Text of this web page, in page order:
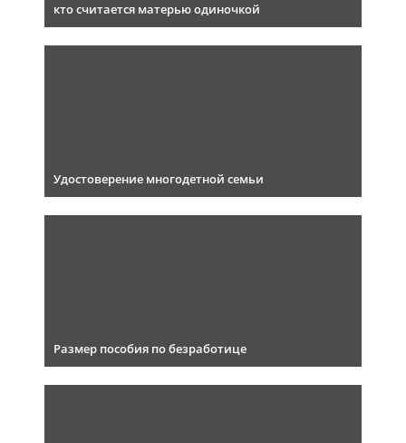
кто считается матерью одиночкой
Удостоверение многодетной семьи
Размер пособия по безработице